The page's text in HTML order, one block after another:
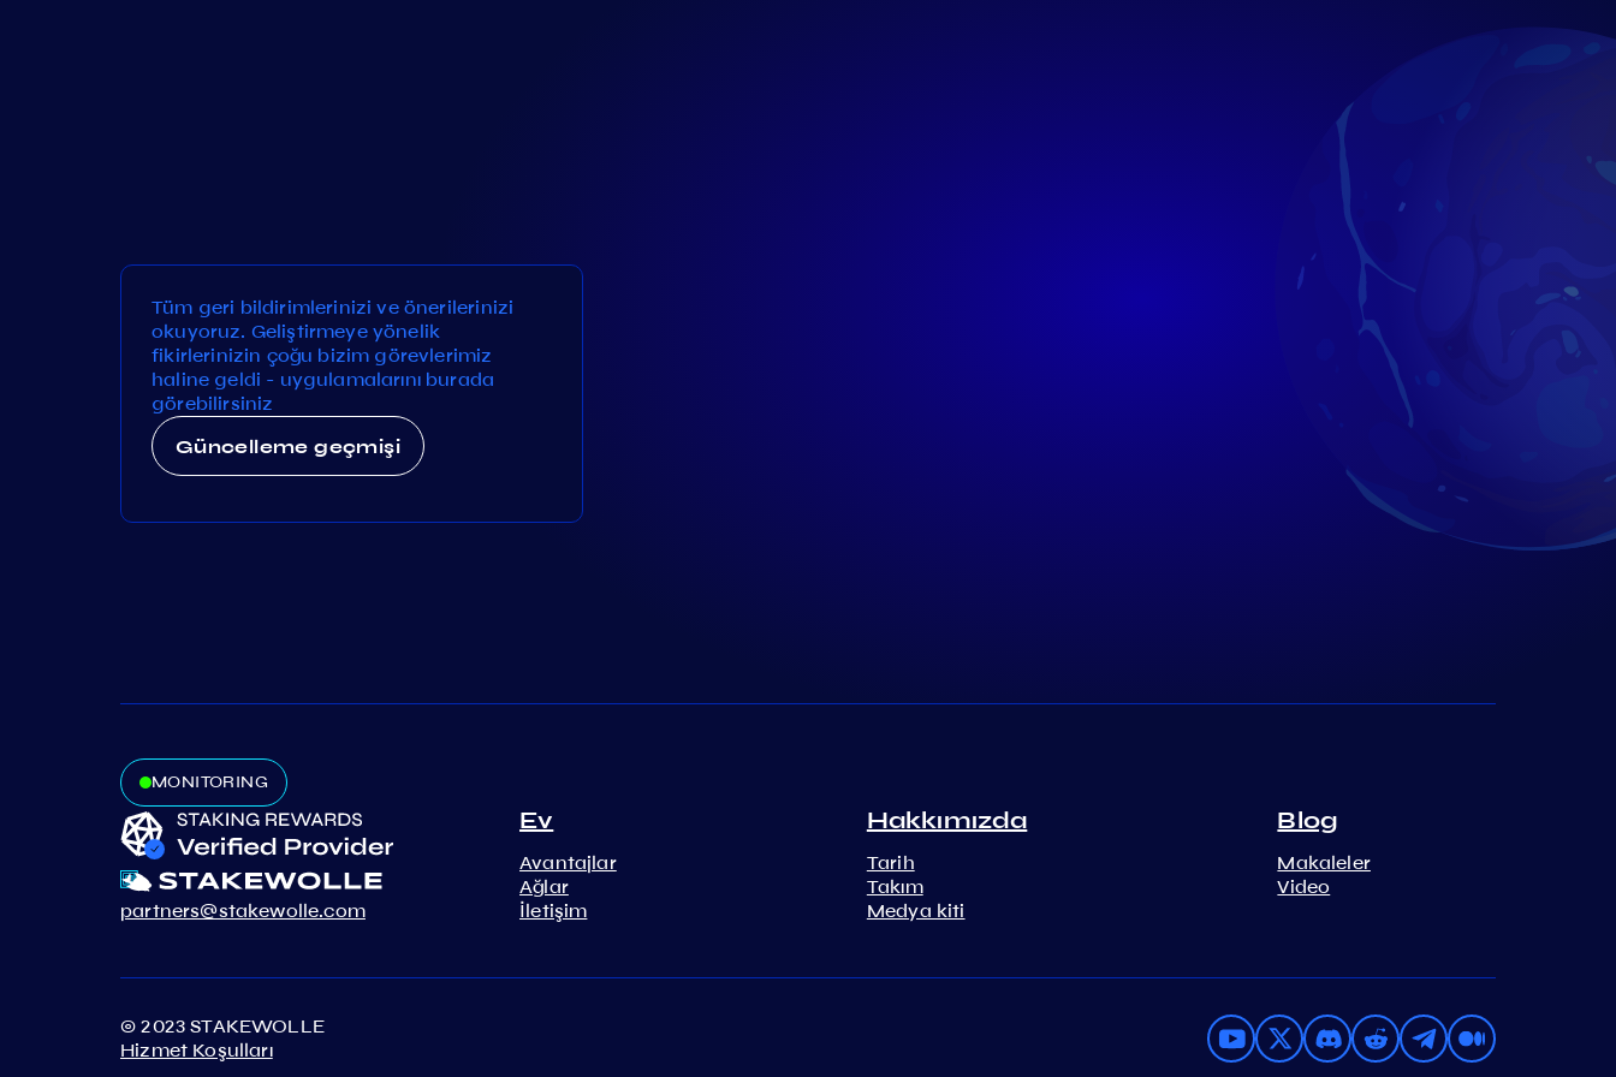
Tüm geri bildirimlerinizi ve önerilerinizi
okuyoruz. Geliştirmeye yönelik
fikirlerinizin çoğu bizim görevlerimiz
haline geldi - uygulamalarını burada
görebilirsiniz
Güncelleme geçmişi
MONITORING
partners@stakewolle.com
Ev
Avantajlar
Ağlar
İletişim
Hakkımızda
Tarih
Takım
Medya kiti
Blog
Makaleler
Video
© 2023 STAKEWOLLE
Hizmet Koşulları